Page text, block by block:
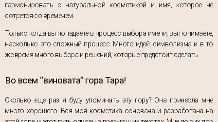
гармонировать с натуральной косметикой и имя, которое не
сотрется со временем.
Только когда вы попадаете в процесс выбора имени, вы понимаете,
насколько это сложный процесс. Много идей, символизма и в то
же время много выбора и решений, которые предстоит сделать.
Во всем “виновата” гора Тара!
Сколько еще раз я буду упоминать эту гору? Она принесла мне
много хорошего. Вся моя косметика основана и разработана на